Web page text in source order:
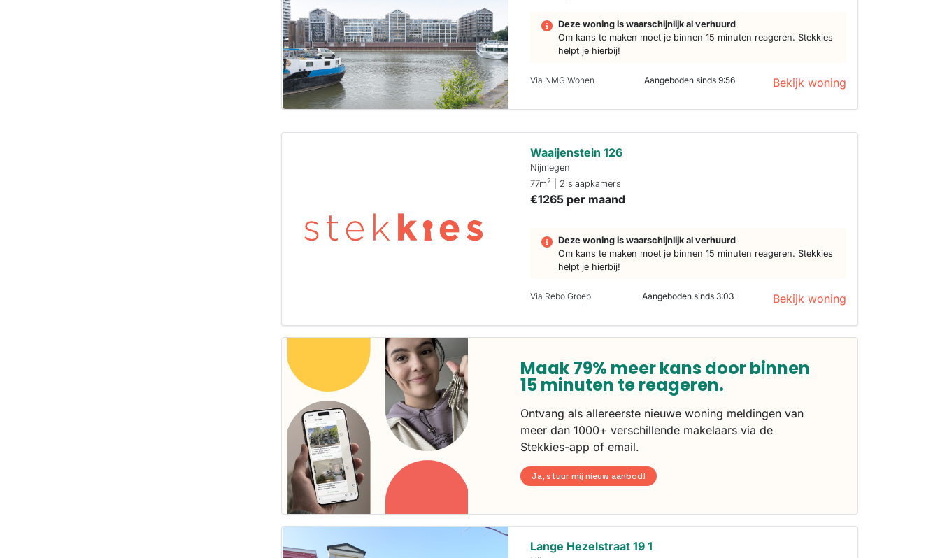
Deze woning is waarschijnlijk al verhuurd
Om kans te maken moet je binnen 15 minuten reageren. Stekkies
helpt je hierbij!
Via NMG Wonen Aangeboden sinds 9:56 Bekijk woning
Waaijenstein 126
Nijmegen
77m2 | 2 slaapkamers
€1265 per maand
Deze woning is waarschijnlijk al verhuurd
Om kans te maken moet je binnen 15 minuten reageren. Stekkies
helpt je hierbij!
Via Rebo Groep Aangeboden sinds 3:03 Bekijk woning
Maak 79% meer kans door binnen
15 minuten te reageren.
Ontvang als allereerste nieuwe woning meldingen van
meer dan 1000+ verschillende makelaars via de
Stekkies-app of email.
Ja, stuur mij nieuw aanbod!
Lange Hezelstraat 19 1